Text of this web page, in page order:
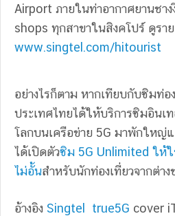
Airport ภายในท่าอากาศยานชา
shops ทุกสาขาในสิงคโปร์ ดูรา
www.singtel.com/hitourist
อย่างไรก็ตาม หากเทียบกับซิมท่อ
ประเทศไทยได้ให้บริการซิมอินเ
โลกบนเครือข่าย 5G มาพักใหญ่
ได้เปิดตัวซิม 5G Unlimited ให้
ไม่อั้นสำหรับนักท่องเที่ยวจากต่า
อ้างอิง Singtel true5G cover